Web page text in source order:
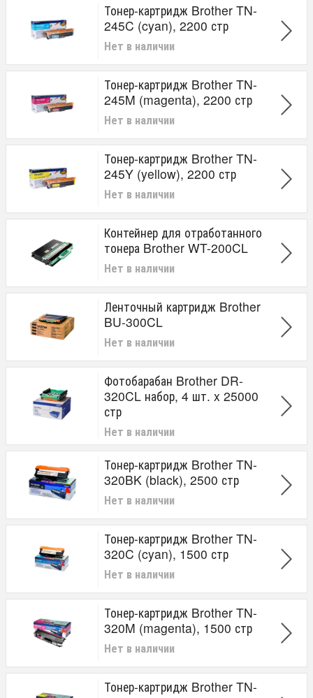
Тонер-картридж Brother TN-
245C (cyan), 2200 стр
Нет в наличии
Тонер-картридж Brother TN-
245M (magenta), 2200 стр
Нет в наличии
Тонер-картридж Brother TN-
245Y (yellow), 2200 стр
Нет в наличии
Контейнер для отработанного
тонера Brother WT-200CL
Нет в наличии
Ленточный картридж Brother
BU-300CL
Нет в наличии
Фотобарабан Brother DR-
320CL набор, 4 шт. x 25000
стр
Нет в наличии
Тонер-картридж Brother TN-
320BK (black), 2500 стр
Нет в наличии
Тонер-картридж Brother TN-
320C (cyan), 1500 стр
Нет в наличии
Тонер-картридж Brother TN-
320M (magenta), 1500 стр
Нет в наличии
Тонер-картридж Brother TN-